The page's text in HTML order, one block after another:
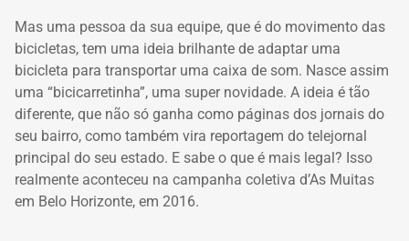
Mas uma pessoa da sua equipe, que é do movimento das
bicicletas, tem uma ideia brilhante de adaptar uma
bicicleta para transportar uma caixa de som. Nasce assim
uma “bicicarretinha”, uma super novidade. A ideia é tão
diferente, que não só ganha como páginas dos jornais do
seu bairro, como também vira reportagem do telejornal
principal do seu estado. E sabe o que é mais legal? Isso
realmente aconteceu na campanha coletiva d’As Muitas
em Belo Horizonte, em 2016.